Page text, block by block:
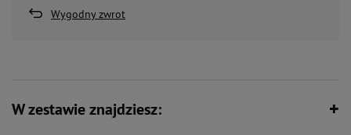
Wygodny zwrot
W zestawie znajdziesz: